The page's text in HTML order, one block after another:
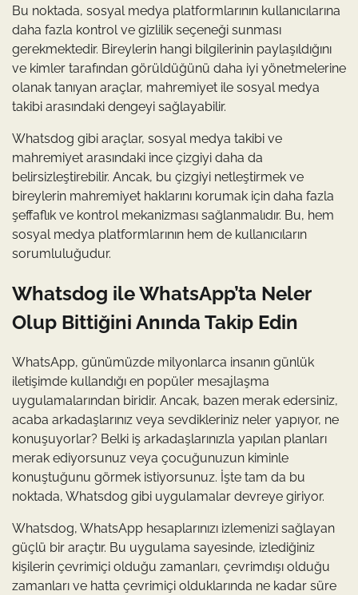
Bu noktada, sosyal medya platformlarının kullanıcılarına
daha fazla kontrol ve gizlilik seçeneği sunması
gerekmektedir. Bireylerin hangi bilgilerinin paylaşıldığını
ve kimler tarafından görüldüğünü daha iyi yönetmelerine
olanak tanıyan araçlar, mahremiyet ile sosyal medya
takibi arasındaki dengeyi sağlayabilir.
Whatsdog gibi araçlar, sosyal medya takibi ve
mahremiyet arasındaki ince çizgiyi daha da
belirsizleştirebilir. Ancak, bu çizgiyi netleştirmek ve
bireylerin mahremiyet haklarını korumak için daha fazla
şeffaflık ve kontrol mekanizması sağlanmalıdır. Bu, hem
sosyal medya platformlarının hem de kullanıcıların
sorumluluğudur.
Whatsdog ile WhatsApp’ta Neler
Olup Bittiğini Anında Takip Edin
WhatsApp, günümüzde milyonlarca insanın günlük
iletişimde kullandığı en popüler mesajlaşma
uygulamalarından biridir. Ancak, bazen merak edersiniz,
acaba arkadaşlarınız veya sevdikleriniz neler yapıyor, ne
konuşuyorlar? Belki iş arkadaşlarınızla yapılan planları
merak ediyorsunuz veya çocuğunuzun kiminle
konuştuğunu görmek istiyorsunuz. İşte tam da bu
noktada, Whatsdog gibi uygulamalar devreye giriyor.
Whatsdog, WhatsApp hesaplarınızı izlemenizi sağlayan
güçlü bir araçtır. Bu uygulama sayesinde, izlediğiniz
kişilerin çevrimiçi olduğu zamanları, çevrimdışı olduğu
zamanları ve hatta çevrimiçi olduklarında ne kadar süre